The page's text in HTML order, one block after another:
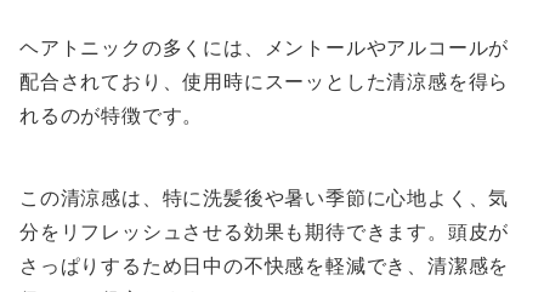
ヘアトニックの多くには、メントールやアルコールが
配合されており、使用時にスーッとした清涼感を得ら
れるのが特徴です。
この清涼感は、特に洗髪後や暑い季節に心地よく、気
分をリフレッシュさせる効果も期待できます。頭皮が
さっぱりするため日中の不快感を軽減でき、清潔感を